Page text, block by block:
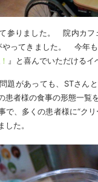
参りました。 院内カフ
やってきました。 今年
！ 』と喜んでいただけるイ
題があっても、STさん
患者様の食事の形態一覧
で、多くの患者様に“ク
た。